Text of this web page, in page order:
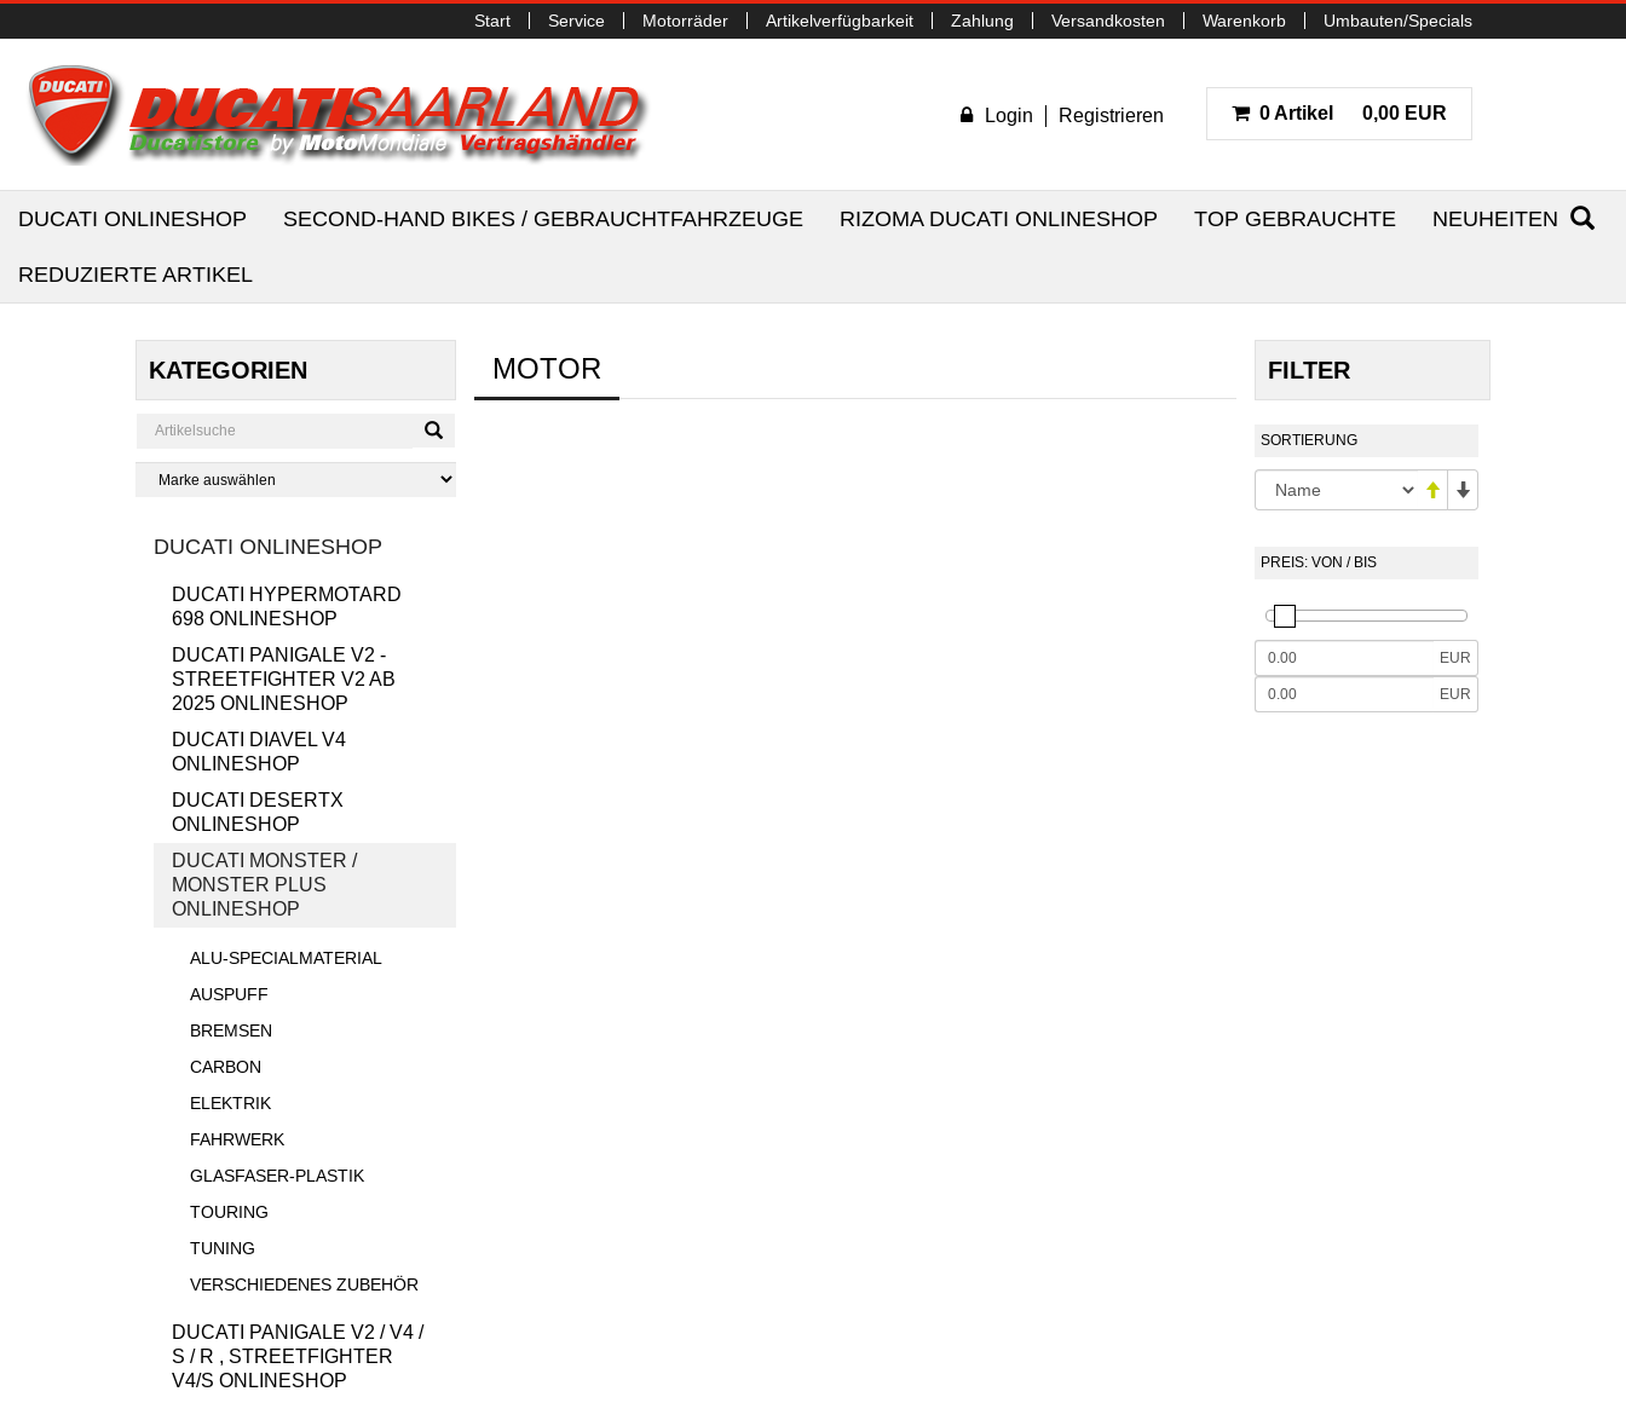
Start Service Motorräder Artikelverfügbarkeit Zahlung Versandkosten Warenkorb Umbauten/Specials
Login Registrieren 0 Artikel 0,00 EUR
DUCATI ONLINESHOP SECOND-HAND BIKES / GEBRAUCHTFAHRZEUGE RIZOMA DUCATI ONLINESHOP TOP GEBRAUCHTE NEUHEITEN
REDUZIERTE ARTIKEL
KATEGORIEN
DUCATI ONLINESHOP
DUCATI HYPERMOTARD
698 ONLINESHOP
DUCATI PANIGALE V2 -
STREETFIGHTER V2 AB
2025 ONLINESHOP
DUCATI DIAVEL V4
ONLINESHOP
DUCATI DESERTX
ONLINESHOP
DUCATI MONSTER /
MONSTER PLUS
ONLINESHOP
ALU-SPECIALMATERIAL
AUSPUFF
BREMSEN
CARBON
ELEKTRIK
FAHRWERK
GLASFASER-PLASTIK
TOURING
TUNING
VERSCHIEDENES ZUBEHÖR
DUCATI PANIGALE V2 / V4 /
S / R , STREETFIGHTER
V4/S ONLINESHOP
MOTOR FILTER
SORTIERUNG
PREIS: VON / BIS
EUR
EUR